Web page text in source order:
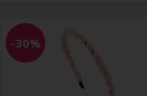
-30%